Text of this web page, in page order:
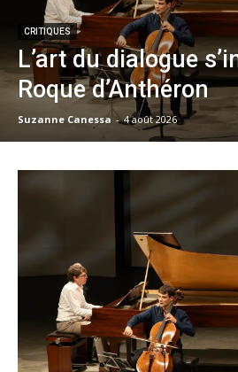
CRITIQUES
L’art du dialogue
Roque d’Anthéron
Suzanne Canessa - 4 août 2026